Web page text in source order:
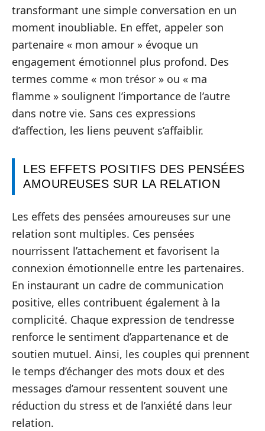
transformant une simple conversation en un
moment inoubliable. En effet, appeler son
partenaire « mon amour » évoque un
engagement émotionnel plus profond. Des
termes comme « mon trésor » ou « ma
flamme » soulignent l’importance de l’autre
dans notre vie. Sans ces expressions
d’affection, les liens peuvent s’affaiblir.
LES EFFETS POSITIFS DES PENSÉES
AMOUREUSES SUR LA RELATION
Les effets des pensées amoureuses sur une
relation sont multiples. Ces pensées
nourrissent l’attachement et favorisent la
connexion émotionnelle entre les partenaires.
En instaurant un cadre de communication
positive, elles contribuent également à la
complicité. Chaque expression de tendresse
renforce le sentiment d’appartenance et de
soutien mutuel. Ainsi, les couples qui prennent
le temps d’échanger des mots doux et des
messages d’amour ressentent souvent une
réduction du stress et de l’anxiété dans leur
relation.